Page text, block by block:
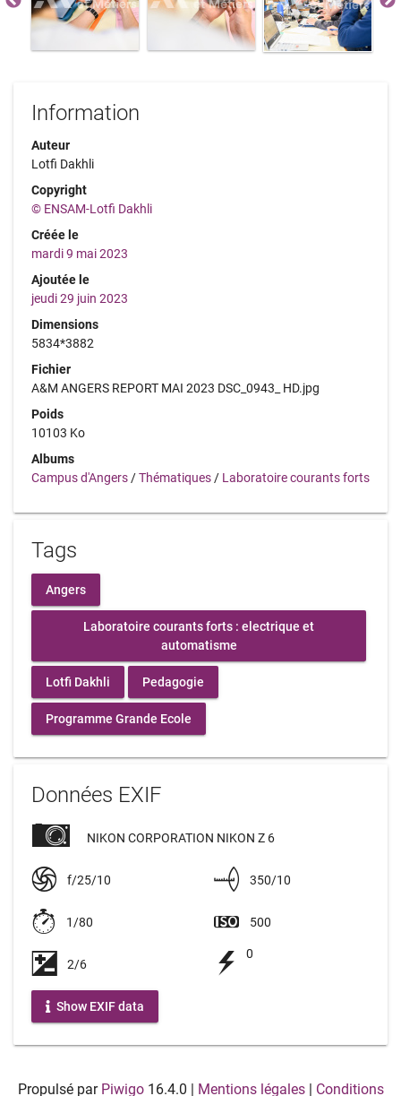
Information
Auteur
Lotfi Dakhli
Copyright
© ENSAM-Lotfi Dakhli
Créée le
mardi 9 mai 2023
Ajoutée le
jeudi 29 juin 2023
Dimensions
5834*3882
Fichier
A&M ANGERS REPORT MAI 2023 DSC_0943_ HD.jpg
Poids
10103 Ko
Albums
Campus d'Angers /Thématiques / Laboratoire courants forts
Tags
Angers
Laboratoire courants forts : electrique et
automatisme
Lotfi Dakhli Pedagogie
Programme Grande Ecole
Données EXIF
NIKON CORPORATION NIKON Z 6
f/25/10 350/10
1/80 500
2/6
0
Show EXIF data
Propulsé par Piwigo16.4.0 | Mentions légales| Conditions